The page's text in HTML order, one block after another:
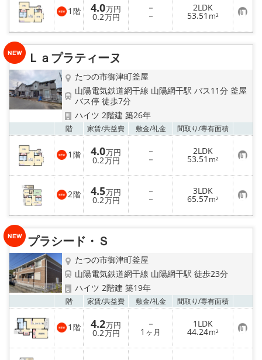
1 階 4.0万円
0.2万円
－
－
2LDK
53.51 m² お
気
に
り
Ｌａプラティーヌ
たつの市御津町釜屋
山陽電気鉄道網干線 山陽網干駅 バス11分 釜屋
バス停 徒歩7分
ハイツ 2階建 築26年
階 家賃/共益費 敷金/礼金 間取り/専有面積
1 階 4.0万円
0.2万円
－
－
2LDK
53.51 m² お
気
に
入
り
登
録
2階 4.5万円
0.2万円
－
－
3LDK
65.57m² お
気
に
り
プラシード・Ｓ
たつの市御津町釜屋
山陽電気鉄道網干線 山陽網干駅 徒歩23分
ハイツ 2階建 築19年
階 家賃/共益費 敷金/礼金 間取り/専有面積
1 階 4.2万円
0.2万円
－
1 ヶ月
1LDK
44.24m² お
気
に
入